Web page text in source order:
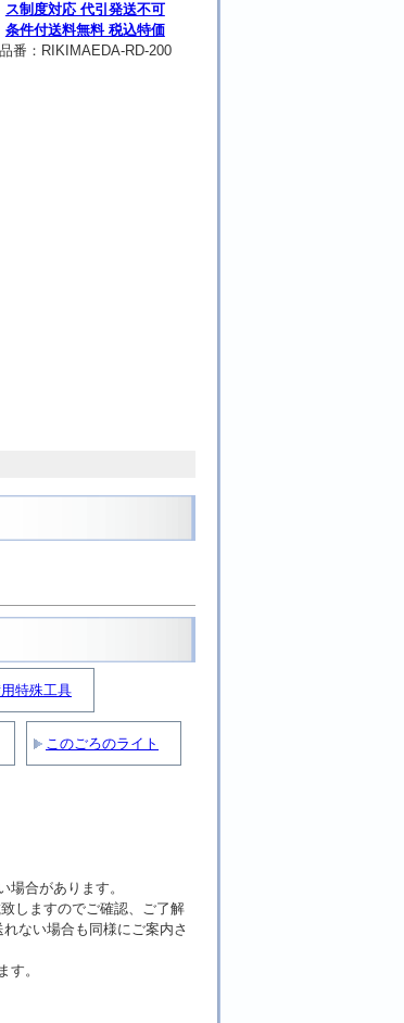
ス制度対応 代引発送不可
条件付送料無料 税込特価
品番： RIKIMAEDA-RD-200
特殊工具
このごろのライト
合があります。
しますのでご確認、ご了解
ない場合も同様にご案内さ
す。